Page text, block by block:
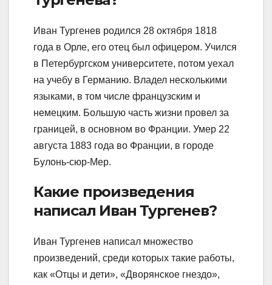
Иван Тургенев родился 28 октября 1818
года в Орле, его отец был офицером. Учился
в Петербургском университете, потом уехал
на учебу в Германию. Владел несколькими
языками, в том числе французским и
немецким. Большую часть жизни провел за
границей, в основном во Франции. Умер 22
августа 1883 года во Франции, в городе
Булонь-сюр-Мер.
Какие произведения
написал Иван Тургенев?
Иван Тургенев написал множество
произведений, среди которых такие работы,
как «Отцы и дети», «Дворянское гнездо»,